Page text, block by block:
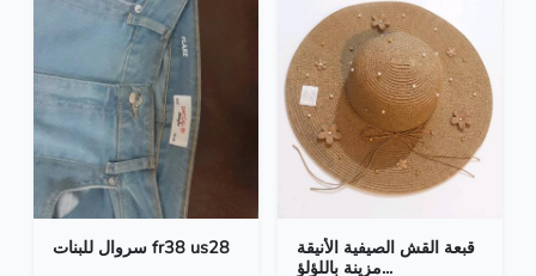
سروال للبنات fr38 us28
قبعة القش الصيفية الأنيقة
مزينة باللؤلؤ...